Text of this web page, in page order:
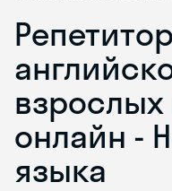
взрослых
онлайн -
языка
Skyeng Chat